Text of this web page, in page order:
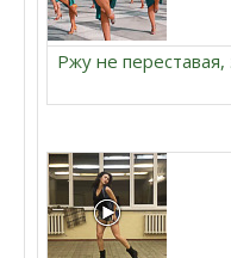
Ржу не